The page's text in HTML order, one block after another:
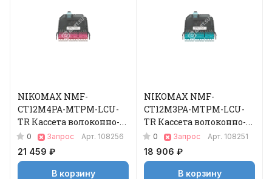
NIKOMAX NMF-
CT12M4PA-MTPM-LCU-
TR Кассета волоконно-
оптическая
0 Запрос Арт. 108256
21 459 ₽
В корзину
NIKOMAX NMF-
CT12M3PA-MTPM-LCU-
TR Кассета волоконно-
оптическая
0 Запрос Арт. 108251
18 906 ₽
В корзину